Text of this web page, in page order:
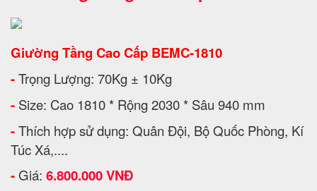
Giường Tầng Cao Cấp BEMC-1810
-Trọng Lượng: 70Kg ± 10Kg
- Size: Cao 1810 * Rộng 2030 * Sâu 940 mm
-Thích hợp sử dụng: Quân Đội, Bộ Quốc Phòng, Kí
Túc Xá,....
- Giá: 6.800.000 VNĐ